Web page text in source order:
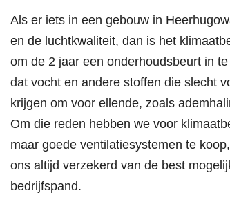
Als er iets in een gebouw in
en de luchtkwaliteit, dan is het
om de 2 jaar een onderhoudsbeurt in
dat vocht en andere stoffen die slecht
krijgen om voor ellende, zoals
Om die reden hebben we voor
maar goede ventilatiesystemen te
ons altijd verzekerd van de best
bedrijfspand.